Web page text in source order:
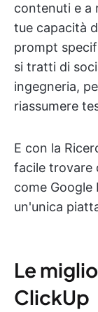
contenuti e a
tue capacità
prompt
si tratti di
ingegneria,
riassumere
E con la
facile trovare
come Google
un'unica
Le
ClickUp